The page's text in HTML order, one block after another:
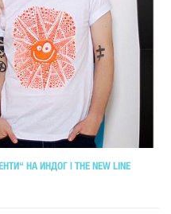
НА ИНДОГ | THE NEW LINE